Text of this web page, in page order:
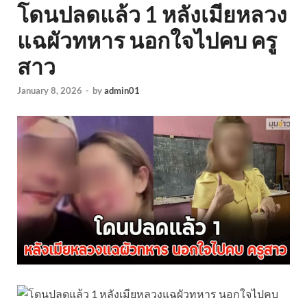
โดนปลดแล้ว 1 หลังเมียหลวง
แฉผัวทหาร นอกใจไปคบ ครู
สาว
January 8, 2026 - byadmin01